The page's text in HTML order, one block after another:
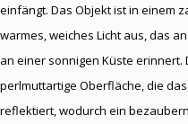
einfängt. Das Objekt ist in einem
warmes, weiches Licht aus, das
an einer sonnigen Küste
perlmuttartige Oberfläche, die
reflektiert, wodurch ein